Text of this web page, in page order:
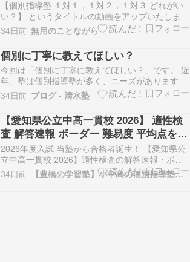
【個別指導塾 １対１，１対２，１対３ どれがい
い？】 というタイトルの動画をアップいたしまし
た。 当塾は１対２の個別指導塾ですが、 その塾
長という立場を忘れて、 客観的に解説したつもり
です。 動画はこちらです。
34日前 無用のことながら
個別に丁寧に教えてほしい？
今回は「個別に丁寧に教えてほしい？」です。 近
年、塾は個別指導塾が多く、ニーズがあります。
「一人一人丁寧に教えてほしい」が要望でしょう
か。 集団塾でも、個別指導を取り入れる塾は多い
です。 個別に教える…にぴんと来ない … 個別に
丁寧に教えてほしい？ の続きを読む → 投稿 個
別…
34日前 ブログ - 清水塾
【愛知県公立中高一貫校 2026】 適性検
査 解答速報 ボーダー 難易度 平均点を徹
底解説
2026年度入試 当塾から合格者誕生！ 【愛知県公
立中高一貫校 2026】適性検査の解答速報・ボー
ダーライン・難易度・平均点を塾講師が徹底解
説。出題分析から対策法、よく出るテーマまで最
34日前 【豊橋の学習塾】小中高の個別指導塾「とよはし練成塾」